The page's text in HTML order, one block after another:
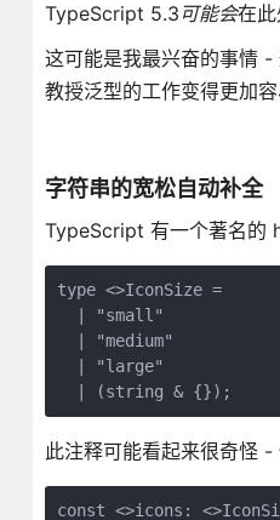
TypeScript 5.3 可能会在
这可能是我最兴奋的事情
教授泛型的工作变得更加容
字符串的宽松自动补全
TypeScript 有一个著名的
type <>IconSize =
  | "small"
  | "medium"
  | "large"
  | (string & {});
此注释可能看起来很奇怪
const <>icons: